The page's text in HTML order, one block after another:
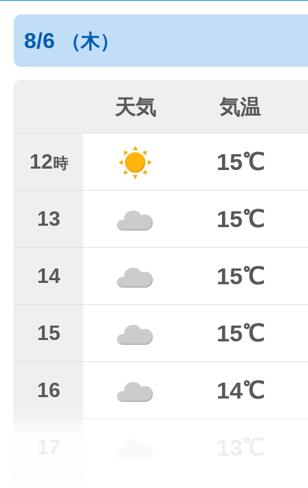
8/6 （木）
天気 気温
12時 15℃
13 15℃
14 15℃
15 15℃
16 14℃